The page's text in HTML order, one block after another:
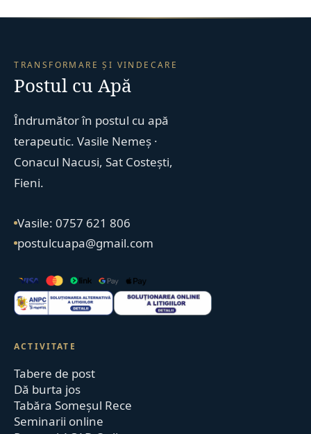
TRANSFORMARE ȘI VINDECARE
Postul cu Apă
Îndrumător în postul cu apă
terapeutic. Vasile Nemeș ·
Conacul Nacusi, Sat Costești,
Fieni.
Vasile: 0757 621 806
postulcuapa@gmail.com
ACTIVITATE
Tabere de post
Dă burta jos
Tabăra Someșul Rece
Seminarii online